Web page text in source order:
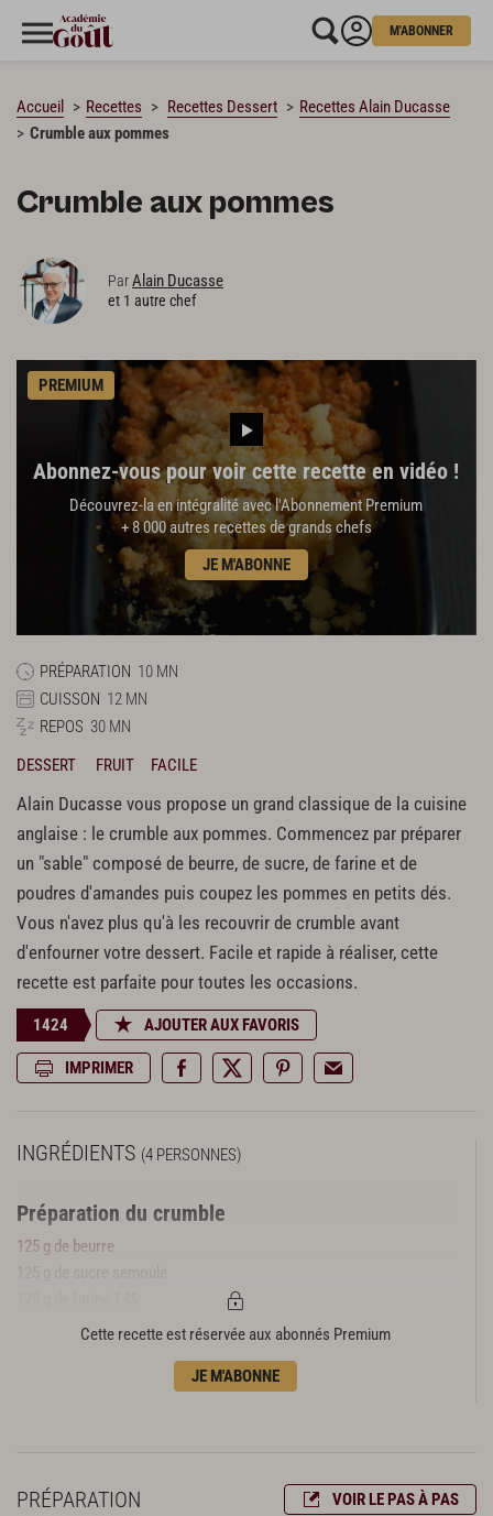
M'ABONNER
Accueil Recettes Recettes Dessert
Recettes Alain Ducasse
Crumble aux pommes
Crumble aux pommes
ParAlain Ducasse
et 1 autre chef
PREMIUM
Abonnez-vous pour voir cette recette en vidéo !
Découvrez-la en intégralité avec l'Abonnement Premium
+ 8 000 autres recettes de grands chefs
JE M'ABONNE
PRÉPARATION 10 MN
CUISSON 12 MN
REPOS 30 MN
DESSERT
FRUIT FACILE
Alain Ducasse vous propose un grand classique de la cuisine
anglaise : le crumble aux pommes. Commencez par préparer
un "sable" composé de beurre, de sucre, de farine et de
poudres d'amandes puis coupez les pommes en petits dés.
Vous n'avez plus qu'à les recouvrir de crumble avant
d'enfourner votre dessert. Facile et rapide à réaliser, cette
recette est parfaite pour toutes les occasions.
1424 AJOUTER AUX FAVORIS
IMPRIMER
INGRÉDIENTS (4 PERSONNES)
Préparation du crumble
125 g de beurre
100 g de poudre d’amande
Préparation des pommes
Cette recette est réservée aux abonnés Premium
JE M'ABONNE
PRÉPARATION VOIR LE PAS À PAS
CHARGEMENT…